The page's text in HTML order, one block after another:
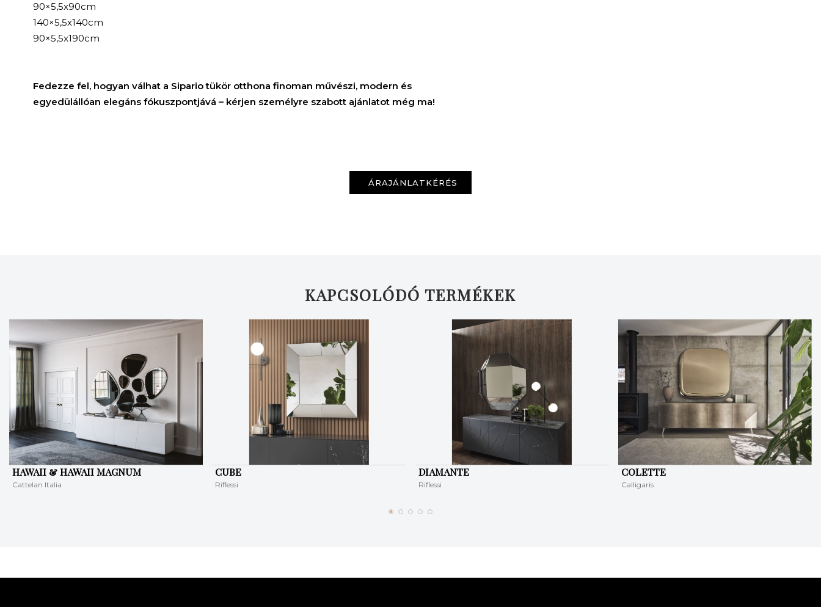
90×5,5x90cm
140×5,5x140cm
90×5,5x190cm
Fedezze fel, hogyan válhat a Sipario tükör otthona finoman művészi, modern és
egyedülállóan elegáns fókuszpontjává – kérjen személyre szabott ajánlatot még ma!
ÁRAJÁNLATKÉRÉS
KAPCSOLÓDÓ TERMÉKEK
HAWAII & HAWAII MAGNUM
Cattelan Italia
CUBE
Riflessi
DIAMANTE
Riflessi
COLETTE
Calligaris